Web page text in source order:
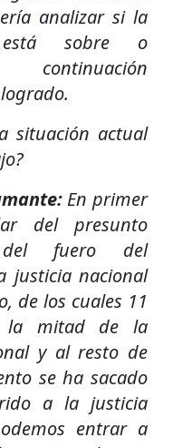
analizar si la
sobre o
continuación
situación actual
En primer
del presunto
del fuero del
justicia nacional
de los cuales 11
la mitad de la
y al resto de
se ha sacado
a la justicia
entrar a